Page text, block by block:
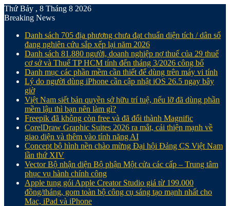
Thứ Bảy , 8 Tháng 8 2026
Breaking News
Danh sách 705 địa phương chưa đạt chuẩn diện tích / dân số
đang nghiên cứu sắp xếp lại năm 2026
Danh sách 81.880‬ người, doanh nghiệp nợ thuế của 29 thuế
cơ sở và Thuế TP HCM tính đến tháng 3/2026 công bố
Danh mục các phần mềm cần thiết để dùng trên máy vi tính
Lý do người dùng iPhone cần cập nhật iOS 26.5 ngay bây
giờ
Việt Nam siết bản quyền sở hữu trí tuệ, nếu lỡ đã dùng phần
mềm lậu thì bạn nên làm gì?
Freepik đã không còn free và đã đổi thành Magnific
CorelDraw Graphic Suites 2026 ra mắt, cải thiện mạnh về
giao diện và thêm vào tính năng AI
Concept bộ hình nền chào mừng Đại hội Đảng CS Việt Nam
lần thứ XIV
Vector Bộ nhận diện Bộ phận Một cửa các cấp – Trung tâm
phục vụ hành chính công
Apple tung gói Apple Creator Studio giá từ 199.000
đồng/tháng, gom toàn bộ công cụ sáng tạo mạnh nhất cho
Mac, iPad và iPhone